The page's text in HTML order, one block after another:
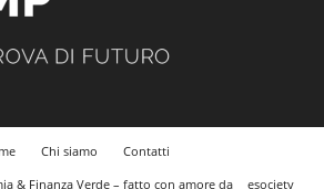
Chi siamo
Contatti
& Finanza Verde – fatto con amore da
esociety